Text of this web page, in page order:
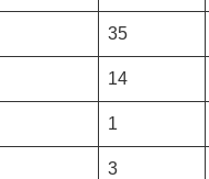
35
14
1
3